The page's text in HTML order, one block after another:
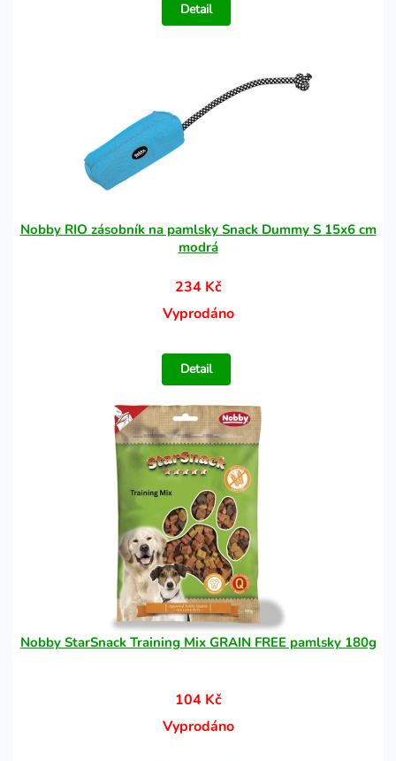
Detail
Nobby RIO zásobník na pamlsky Snack Dummy S 15x6 cm
modrá
234 Kč
Vyprodáno
Detail
Nobby StarSnack Training Mix GRAIN FREE pamlsky 180g
104 Kč
Vyprodáno